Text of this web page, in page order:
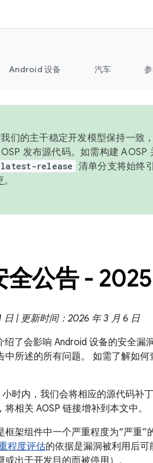
Android 设备 汽车
们的主干稳定开发模型保持一致
发布源代码。如需构建 AOSP
release 清单分支将始终
。
公告 - 2025
日 | 更新时间：2026 年 3 月 6 日
绍了会影响 Android 设备的安全
中所述的所有问题。 如需了解如
时内，我们会将相应的源代码补
相关 AOSP 链接增补到本文中。
框架组件中一个严重程度为“严重
程度评估的依据是漏洞被利用后
出于开发目的而被停用）。